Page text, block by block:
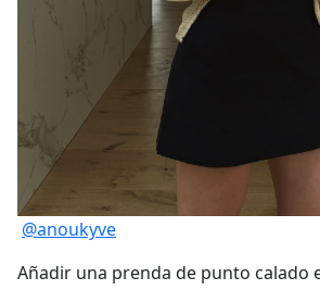
@anoukyve
Añadir una prenda de punto calado